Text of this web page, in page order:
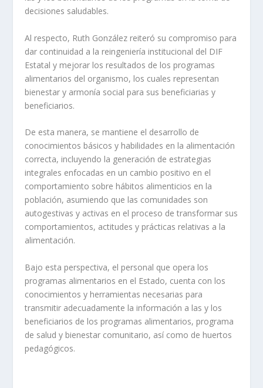
decisiones saludables.
Al respecto, Ruth González reiteró su compromiso para
dar continuidad a la reingeniería institucional del DIF
Estatal y mejorar los resultados de los programas
alimentarios del organismo, los cuales representan
bienestar y armonía social para sus beneficiarias y
beneficiarios.
De esta manera, se mantiene el desarrollo de
conocimientos básicos y habilidades en la alimentación
correcta, incluyendo la generación de estrategias
integrales enfocadas en un cambio positivo en el
comportamiento sobre hábitos alimenticios en la
población, asumiendo que las comunidades son
autogestivas y activas en el proceso de transformar sus
comportamientos, actitudes y prácticas relativas a la
alimentación.
Bajo esta perspectiva, el personal que opera los
programas alimentarios en el Estado, cuenta con los
conocimientos y herramientas necesarias para
transmitir adecuadamente la información a las y los
beneficiarios de los programas alimentarios, programa
de salud y bienestar comunitario, así como de huertos
pedagógicos.